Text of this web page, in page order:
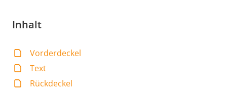
Inhalt
Vorderdeckel
Text
Rückdeckel